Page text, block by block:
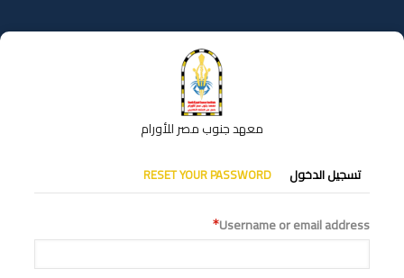
إلى
المحتوى
معهد جنوب مصر للأورام
التبويبات
الأساسية
تسجيل الدخول RESET YOUR PASSWORD
Username or email address